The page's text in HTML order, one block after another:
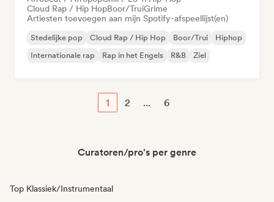
Cloud Rap / Hip HopBoor/TruiGrime
Artiesten toevoegen aan mijn Spotify-afspeellijst(en)
Stedelijke pop Cloud Rap / Hip Hop Boor/Trui
Hiphop
Internationale rap
Rap in het Engels R&B Ziel
1 2 ... 6
Curatoren/pro's per genre
Top Klassiek/Instrumentaal